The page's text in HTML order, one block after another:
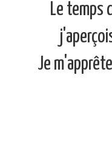
Le temps
Je